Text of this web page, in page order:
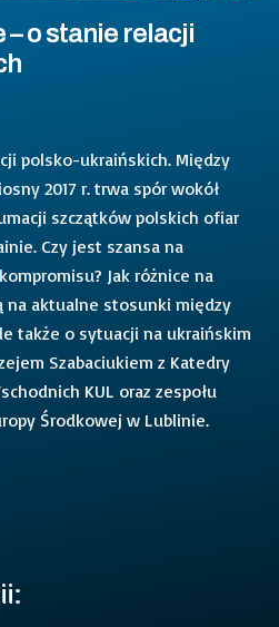
o stanie relacji
polsko-ukraińskich. Między
2017 r. trwa spór wokół
szczątków polskich ofiar
Czy jest szansa na
Jak różnice na
na aktualne stosunki między
także o sytuacji na ukraińskim
Szabaciukiem z Katedry
KUL oraz zespołu
Środkowej w Lublinie.